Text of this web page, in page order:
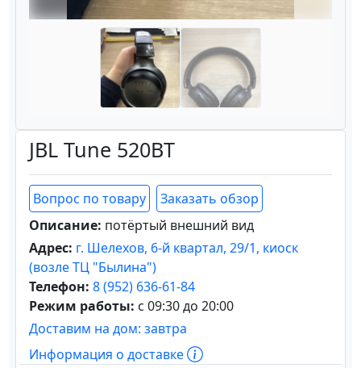
JBL Tune 520BT
Вопрос по товару
Заказать обзор
Описание: потёртый внешний вид
Адрес: г. Шелехов, 6-й квартал, 29/1, киоск
(возле ТЦ "Былина")
Телефон: 8 (952) 636-61-84
Режим работы: с 09:30 до 20:00
Доставим на дом: завтра
Информация о доставке